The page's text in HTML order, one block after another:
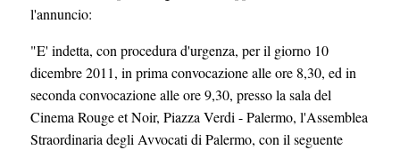
l'annuncio:
"E' indetta, con procedura d'urgenza, per il giorno 10
dicembre 2011, in prima convocazione alle ore 8,30, ed in
seconda convocazione alle ore 9,30, presso la sala del
Cinema Rouge et Noir, Piazza Verdi - Palermo, l'Assemblea
Straordinaria degli Avvocati di Palermo, con il seguente